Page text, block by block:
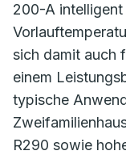
200-A
sich damit auch
einem
typische
R290 sowie